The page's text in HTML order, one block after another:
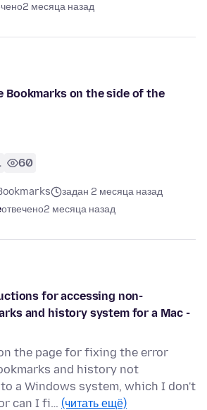
2 месяца назад
Bookmarks on the side of the
60
задан 2 месяца назад
отвечено2 месяца назад
for accessing non-
and history system for a Mac -
the page for fixing the error
and history not
a Windows system, which I don't
can I fi… (читать ещё)